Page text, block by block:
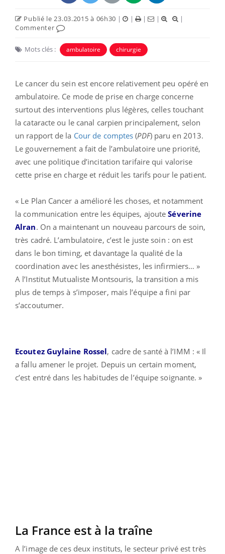
Publié le 23.03.2015 à 06h30 | | | |
|
Commenter
Mots clés : ambulatoire chirurgie
Le cancer du sein est encore relativement peu opéré en
ambulatoire. Ce mode de prise en charge concerne
surtout des interventions plus légères, celles touchant
la cataracte ou le canal carpien principalement, selon
un rapport de la Cour de comptes (PDF) paru en 2013.
Le gouvernement a fait de l’ambulatoire une priorité,
avec une politique d’incitation tarifaire qui valorise
cette prise en charge et réduit les tarifs pour le patient.
« Le Plan Cancer a amélioré les choses, et notamment
la communication entre les équipes, ajouteSéverine
Alran. On a maintenant un nouveau parcours de soin,
très cadré. L’ambulatoire, c’est le juste soin : on est
dans le bon timing, et davantage la qualité de la
coordination avec les anesthésistes, les infirmiers… »
A l’Institut Mutualiste Montsouris, la transition a mis
plus de temps à s’imposer, mais l’équipe a fini par
s’accoutumer.
Ecoutez Guylaine Rossel, cadre de santé à l’IMM : « Il
a fallu amener le projet. Depuis un certain moment,
c’est entré dans les habitudes de l’équipe soignante. »
La France est à la traîne
A l’image de ces deux instituts, le secteur privé est très